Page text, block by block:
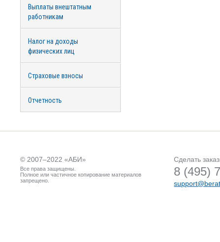
Выплаты внештатным
работникам
Налог на доходы
физических лиц
Страховые взносы
Отчетность
© 2007–2022 «АБИ»
Все права защищены.
Полное или частичное копирование материалов
запрещено.
Сделать
8 (495)